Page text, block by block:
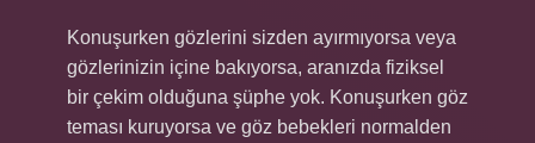
Konuşurken gözlerini sizden ayırmıyorsa veya
gözlerinizin içine bakıyorsa, aranızda fiziksel
bir çekim olduğuna şüphe yok. Konuşurken göz
teması kuruyorsa ve göz bebekleri normalden